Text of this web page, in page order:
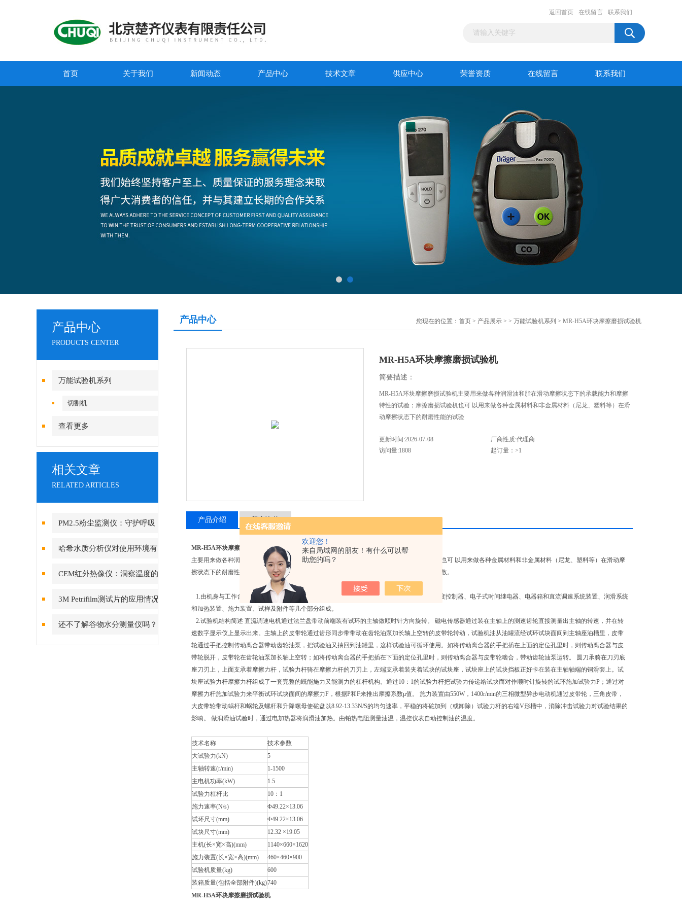
欢迎您！
来自局域网的朋友！有什么可以帮
助您的吗？
返回首页 在线留言 联系我们
首页 关于我们 新闻动态 产品中心 技术文章 供应中心 荣誉资质 在线留言 联系我们
产品中心
PRODUCTS CENTER
万能试验机系列
切割机
查看更多
相关文章
RELATED ARTICLES
PM2.5粉尘监测仪：守护呼吸
健康的“空气哨兵”
哈希水质分析仪对使用环境有
哪些要求？
CEM红外热像仪：洞察温度的
3M Petrifilm测试片的应用情况
怎样？
还不了解谷物水分测量仪吗？
这些知识点别再错过了！
产品中心 您现在的位置： 首页 > 产品展示 > > 万能试验机系列 > MR-H5A环块摩擦磨损试验机
MR-H5A环块摩擦磨损试验机
简要描述：
MR-H5A环块摩擦磨损试验机主要用来做各种润滑油和脂在滑动摩擦状态下的承载能力和摩擦
特性的试验；摩擦磨损试验机也可 以用来做各种金属材料和非金属材料（尼龙、塑料等）在滑
动摩擦状态下的耐磨性能的试验
更新时间:2026-07-08
厂商性质:代理商
访问量:1808
起订量：>1
产品介绍
MR-H5A环块摩擦磨损试验机
主要用来做各种润滑油和脂在滑动摩擦状态下的承载能力和摩擦特性的试验；摩擦磨损试验机也可 以用来做各种金属材料和非金属材料（尼龙、塑料等）在滑动摩
擦状态下的耐磨性能的试验；同时也可以测定各种材料的摩擦力，并推算出各种材料的摩擦系数。
1.由机身与工作台、主轴与杠杆机构、1.5kW(0-1500r/min)的直流电机、转速数字显示仪、温度控制器、电子式时间继电器、电器箱和直流调速系统装置、润滑系统
和加热装置、施力装置、试样及附件等几个部分组成。
2.试验机结构简述 直流调速电机通过法兰盘带动前端装有试环的主轴做顺时针方向旋转。 磁电传感器通过装在主轴上的测速齿轮直接测量出主轴的转速，并在转
速数字显示仪上显示出来。主轴上的皮带轮通过齿形同步带带动在齿轮油泵加长轴上空转的皮带轮转动，试验机油从油罐流经试环试块面间到主轴座油槽里，皮带
轮通过手把控制传动离合器带动齿轮油泵，把试验油又抽回到油罐里，这样试验油可循环使用。如将传动离合器的手把插在上面的定位孔里时，则传动离合器与皮
带轮脱开，皮带轮在齿轮油泵加长轴上空转；如将传动离合器的手把插在下面的定位孔里时，则传动离合器与皮带轮啮合，带动齿轮油泵运转。 圆刀承骑在刀刃底
座刀刃上，上面支承着摩擦力杆，试验力杆骑在摩擦力杆的刀刃上，左端支承着装夹着试块的试块座，试块座上的试块挡板正好卡在装在主轴轴端的铜滑套上。试
块座试验力杆摩擦力杆组成了一套完整的既能施力又能测力的杠杆机构。通过10：1的试验力杆把试验力传递给试块而对作顺时针旋转的试环施加试验力P；通过对
摩擦力杆施加试验力来平衡试环试块面间的摩擦力F，根据P和F来推出摩擦系数μ值。 施力装置由550W，1400r/min的三相微型异步电动机通过皮带轮，三角皮带，
大皮带轮带动蜗杆和蜗轮及螺杆和升降螺母使砣盘以8.92-13.33N/S的均匀速率，平稳的将砣加到（或卸除）试验力杆的右端V形槽中，消除冲击试验力对试验结果的
影响。 做润滑油试验时，通过电加热器将润滑油加热。由铂热电阻测量油温，温控仪表自动控制油的温度。
技术名称
技术参数
大试验力(kN)
5
主轴转速(r/min)
1-1500
主电机功率(kW)
1.5
试验力杠杆比
10：1
施力速率(N/s)
Φ49.22×13.06
试环尺寸(mm)
Φ49.22×13.06
试块尺寸(mm)
12.32 ×19.05
主机(长×宽×高)(mm)
1140×660×1620
施力装置(长×宽×高)(mm)
460×460×900
试验机质量(kg)
600
装箱质量(包括全部附件)(kg)740
MR-H5A环块摩擦磨损试验机